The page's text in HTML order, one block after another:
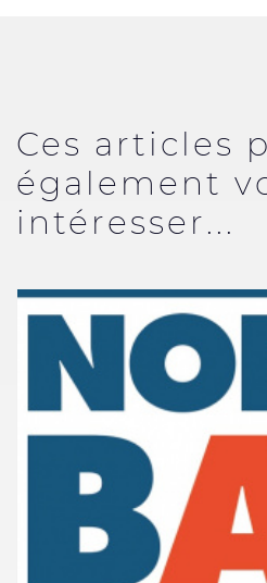
Ces articles
également
intéresser...